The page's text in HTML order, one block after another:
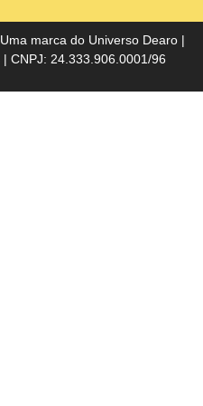
marca do Universo Dearo|
CNPJ: 24.333.906.0001/96